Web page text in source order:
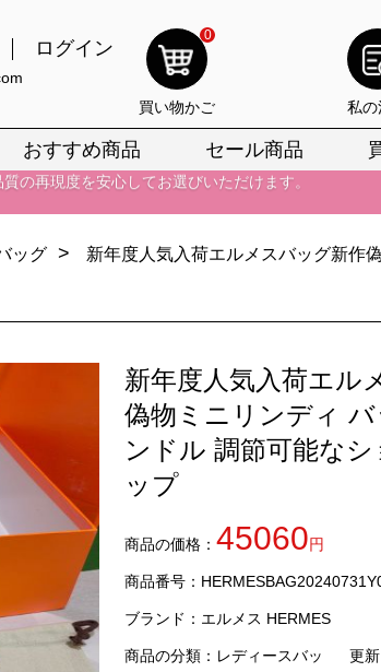
ログイン
0
買い物かご 私の
おすすめ商品 セール商品
の再現度を安心してお選びいただけます。
得な割引をご利用いただけます。
得な割引をご利用いただけます。
が登場。上質な仕上がりをお見逃しなく。
ッグ > 新年度人気入荷エルメスバッグ新作
新年度人気入荷エル
偽物ミニリンディ
ンドル 調節可能な
ップ
商品の価格： 45060円
商品番号：
ブランド： エルメス HERMES
商品の分類： レディースバッ
更